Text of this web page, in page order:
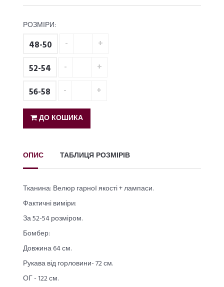
РОЗМІРИ:
48-50
52-54
56-58
ДО КОШИКА
ОПИС ТАБЛИЦЯ РОЗМІРІВ
Тканина: Велюр гарної якості + лампаси.
Фактичні виміри:
За 52-54 розміром.
Бомбер:
Довжина 64 см.
Рукава від горловини- 72 см.
ОГ - 122 см.